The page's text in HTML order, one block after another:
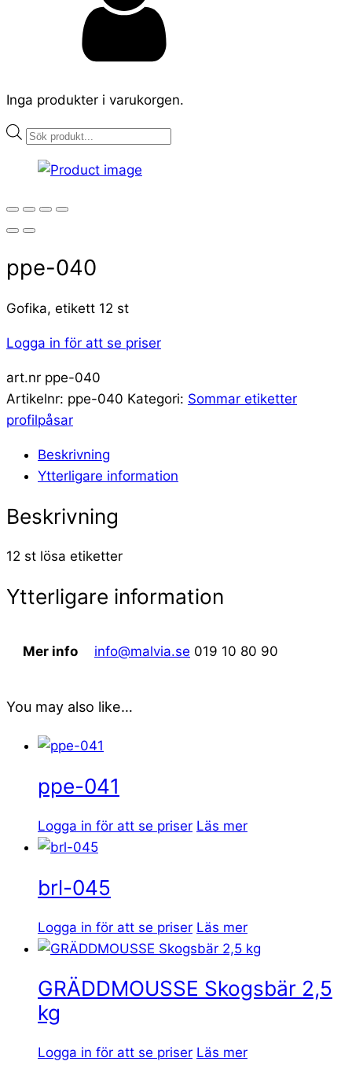
Inga produkter i varukorgen.
Products
ppe-040
Gofika, etikett 12 st
Logga in för att se priser
art.nr ppe-040
Artikelnr: ppe-040 Kategori: Sommar etiketter
profilpåsar
Beskrivning
Ytterligare information
Beskrivning
12 st lösa etiketter
Ytterligare information
Mer info info@malvia.se 019 10 80 90
You may also like…
ppe-041
Logga in för att se priser Läs mer
brl-045
Logga in för att se priser Läs mer
GRÄDDMOUSSE Skogsbär 2,5
kg
Logga in för att se priser Läs mer